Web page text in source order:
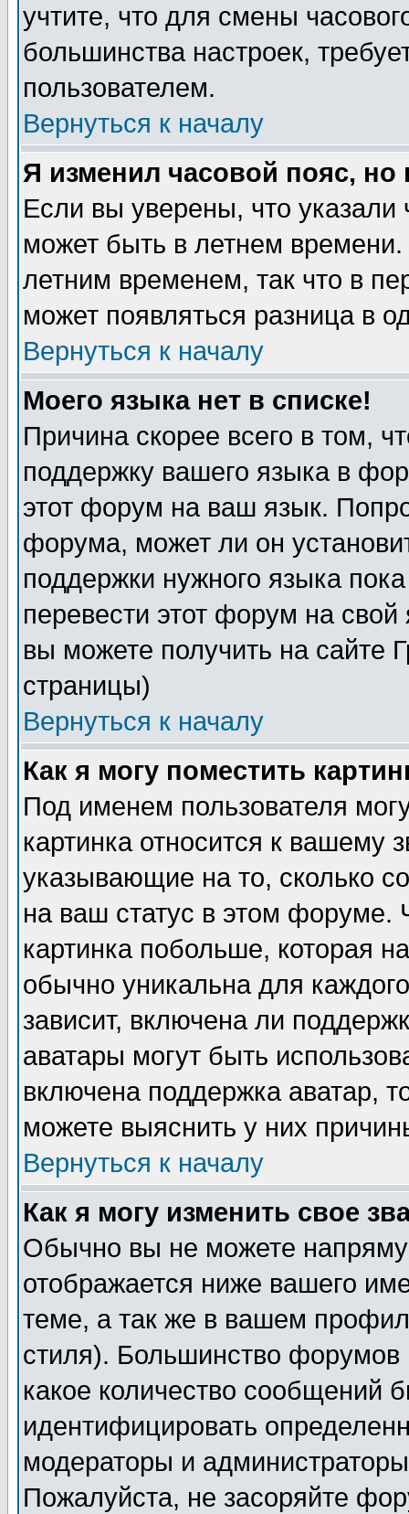
учтите, что для смены
большинства настроек,
пользователем.
Вернуться к началу
Я изменил часовой пояс,
Если вы уверены, что указали
может быть в летнем
летним временем, так что в
может появляться разница в
Вернуться к началу
Моего языка нет в списке!
Причина скорее всего в том,
поддержку вашего языка в
этот форум на ваш язык.
форума, может ли он
поддержки нужного языка
перевести этот форум на
вы можете получить на сайте
страницы)
Вернуться к началу
Как я могу поместить
Под именем пользователя
картинка относится к вашему
указывающие на то, сколько
на ваш статус в этом форуме.
картинка побольше, которая
обычно уникальна для
зависит, включена ли
аватары могут быть
включена поддержка аватар,
можете выяснить у них
Вернуться к началу
Как я могу изменить свое
Обычно вы не можете
отображается ниже вашего
теме, а так же в вашем
стиля). Большинство форумов
какое количество сообщений
идентифицировать
модераторы и
Пожалуйста, не засоряйте